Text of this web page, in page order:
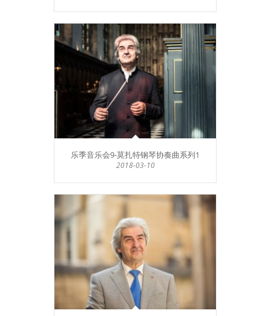
乐季音乐会9-莫扎特钢琴协奏曲系列1
2018-03-10